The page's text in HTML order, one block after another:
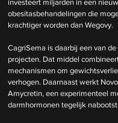
investeert miljarden in een
obesitasbehandelingen die
krachtiger worden dan Wegovy.
CagriSema is daarbij een van
projecten. Dat middel
mechanismen om
verhogen. Daarnaast werkt
Amycretin, een experimenteel
darmhormonen tegelijk nabootst.